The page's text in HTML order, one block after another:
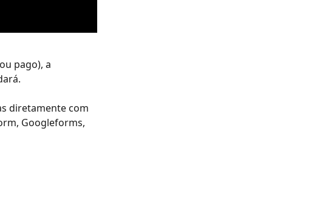
pago), a
diretamente com
Googleforms,